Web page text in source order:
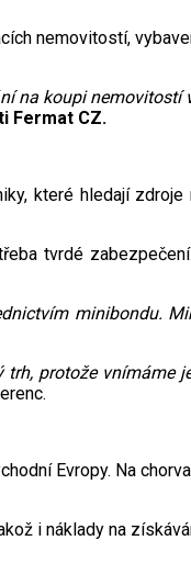
nemovitostí,
na koupi nemovitostí
Fermat CZ.
které hledají zdroje
tvrdé
minibondu.
protože vnímáme
Evropy. Na
i náklady na